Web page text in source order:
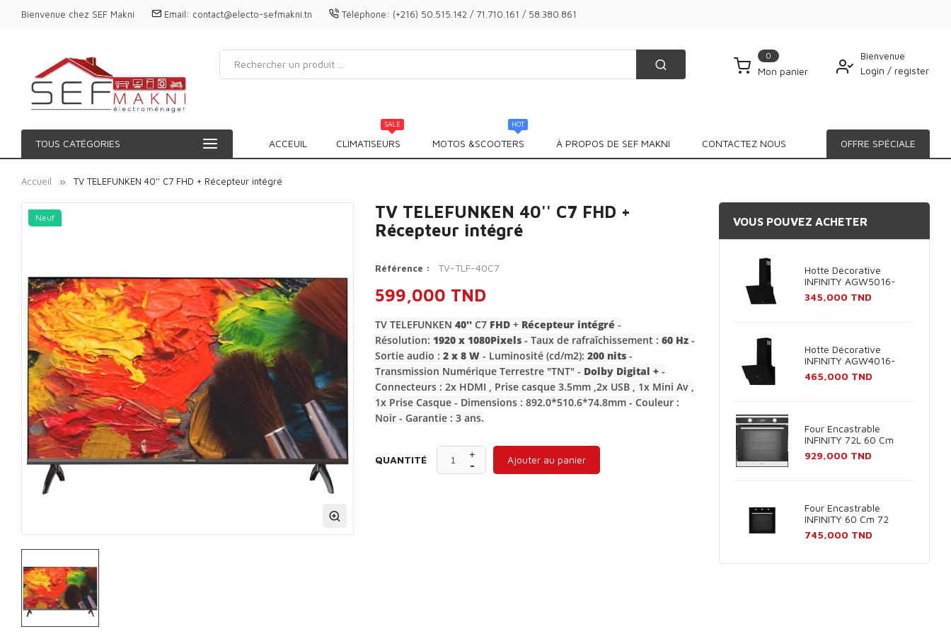
Bienvenue chez SEF Makni Email: contact@electo-sefmakni.tn Téléphone: (+216) 50.515.142 / 71.710.161 / 58.380.861
0
Mon panier
Bienvenue
Login/ register
TOUS CATÉGORIES ACCEUIL
SALE
CLIMATISEURS
HOT
MOTOS &SCOOTERS À PROPOS DE SEF MAKNI CONTACTEZ NOUS OFFRE SPÉCIALE
Accueil TV TELEFUNKEN 40'' C7 FHD + Récepteur intégré
Neuf
TV TELEFUNKEN 40'' C7 FHD +
Récepteur intégré
Référence : TV-TLF-40C7
599,000 TND
TV TELEFUNKEN 40'' C7 FHD + Récepteur intégré -
Résolution: 1920 x 1080Pixels - Taux de rafraîchissement : 60 Hz -
Sortie audio : 2 x 8 W - Luminosité (cd/m2): 200 nits -
Transmission Numérique Terrestre "TNT" - Dolby Digital + -
Connecteurs : 2x HDMI , Prise casque 3.5mm ,2x USB , 1x Mini Av ,
1x Prise Casque - Dimensions : 892.0*510.6*74.8mm - Couleur :
Noir - Garantie : 3 ans.
QUANTITÉ Ajouter au panier
VOUS POUVEZ ACHETER
Hotte Décorative
INFINITY AGW5016-
60B 60cm - Noir
Prix
345,000 TND
Hotte Décorative
INFINITY AGW4016-
60B 60cm - Noir
Prix
465,000 TND
Four Encastrable
INFINITY 72L 60 Cm
Inox
Prix
929,000 TND
Four Encastrable
INFINITY 60 Cm 72
Litres Noir
Prix
745,000 TND